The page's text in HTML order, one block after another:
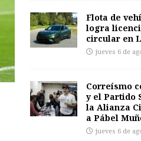
Flota de
logra
circular en
jueves 6 de
Correísmo
y el Partido
la Alianza
a Pábel
jueves 6 de